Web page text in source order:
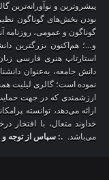
پیشروترین و نوآورانه‌ترین
بودن بخش‌های گوناگون
گوناگون و عمومی، روزنامه
و…؛ هم‌اکنون بزرگترین
استارتاپ هنری فارسی
دانش جامعه، به‌عنوان
نموده است؛ گالری لیلیت
ارزشمندی که در جهت حمایت
ارائه می‌دهد، توانسته
خداوند متعال، با
می‌باشد. .: سپاس از توجه و